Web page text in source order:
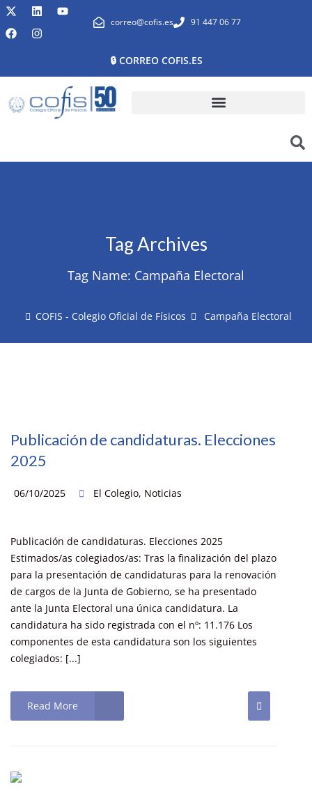
correo@cofis.es 91 447 06 77
🔒 CORREO COFIS.ES
Tag Archives
Tag Name: Campaña Electoral
COFIS - Colegio Oficial de Físicos Campaña Electoral
Publicación de candidaturas. Elecciones
2025
06/10/2025 El Colegio, Noticias
Publicación de candidaturas. Elecciones 2025
Estimados/as colegiados/as: Tras la finalización del plazo
para la presentación de candidaturas para la renovación
de cargos de la Junta de Gobierno, se ha presentado
ante la Junta Electoral una única candidatura. La
candidatura ha sido registrada con el nº: 11.176 Los
componentes de esta candidatura son los siguientes
colegiados: [...]
Read More